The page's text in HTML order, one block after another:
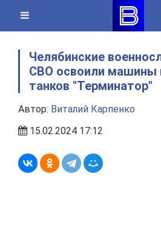
content
Челябинские
СВО освоили машины
танков "Терминатор"
Автор: Виталий Карпенко
15.02.2024 17:12